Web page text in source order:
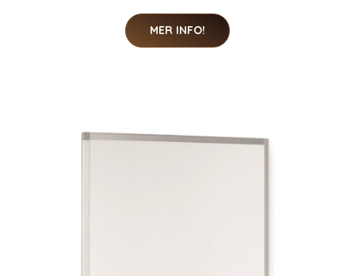
MER INFO!